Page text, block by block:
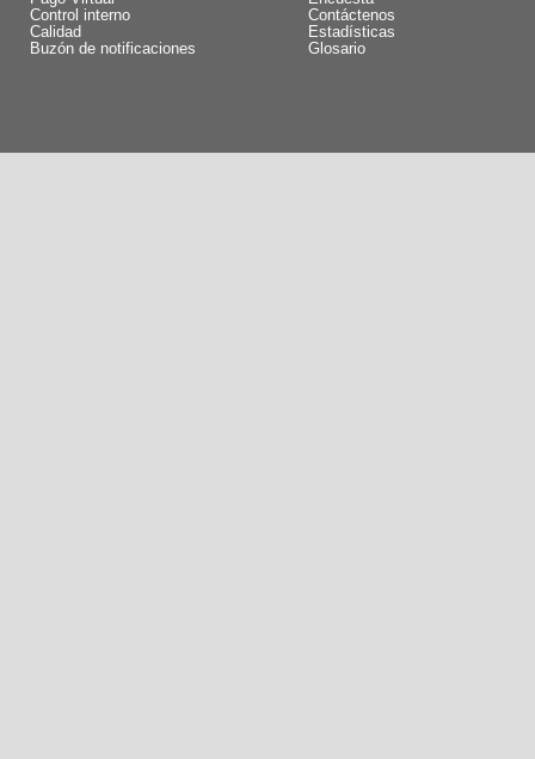
Control interno
Calidad
Buzón de notificaciones
Contáctenos
Estadísticas
Glosario